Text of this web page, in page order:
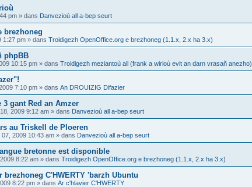
pm » dans Danvezioù all a-bep seurt
brezhoneg
1:27 pm » dans Troidigezh OpenOffice.org e brezhoneg (1.1.x, 2.x ha 3.x)
phpBB
10:15 pm » dans Troidigezh meziantoù all (frank a wirioù evit an darn vrasañ anezho)
7:10 pm » dans An DROUIZIG Difazier
gant Red an Amzer
2009 9:12 am » dans Danvezioù all a-bep seurt
au Triskell de Ploeren
2009 10:43 am » dans Danvezioù all a-bep seurt
bretonne est disponible
8:22 am » dans Troidigezh OpenOffice.org e brezhoneg (1.1.x, 2.x ha 3.x)
brezhoneg C'HWERTY 'barzh Ubuntu
8:22 pm » dans Ar c'hlavier C'HWERTY